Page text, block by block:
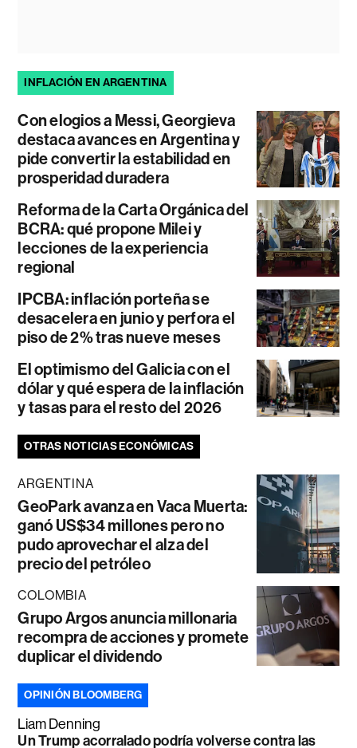
INFLACIÓN EN ARGENTINA
Con elogios a Messi, Georgieva
destaca avances en Argentina y
pide convertir la estabilidad en
prosperidad duradera
Reforma de la Carta Orgánica del
BCRA: qué propone Milei y
lecciones de la experiencia
regional
IPCBA: inflación porteña se
desacelera en junio y perfora el
piso de 2% tras nueve meses
El optimismo del Galicia con el
dólar y qué espera de la inflación
y tasas para el resto del 2026
OTRAS NOTICIAS ECONÓMICAS
ARGENTINA
GeoPark avanza en Vaca Muerta:
ganó US$34 millones pero no
pudo aprovechar el alza del
precio del petróleo
COLOMBIA
Grupo Argos anuncia millonaria
recompra de acciones y promete
duplicar el dividendo
OPINIÓN BLOOMBERG
Liam Denning
Un Trump acorralado podría volverse contra las